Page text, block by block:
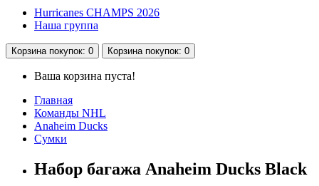
Hurricanes CHAMPS 2026
Наша группа
Корзина покупок: 0 Корзина покупок: 0
Ваша корзина пуста!
Главная
Команды NHL
Anaheim Ducks
Сумки
Набор багажа Anaheim Ducks Black